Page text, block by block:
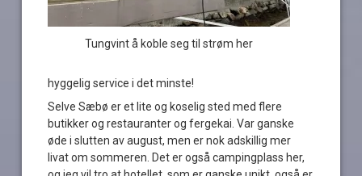
Tungvint å koble seg til strøm her
hyggelig service i det minste!
Selve Sæbø er et lite og koselig sted med flere
butikker og restauranter og fergekai. Var ganske
øde i slutten av august, men er nok adskillig mer
livat om sommeren. Det er også campingplass her,